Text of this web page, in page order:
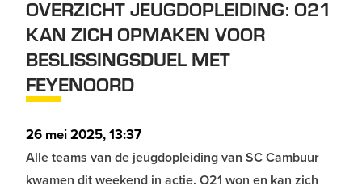
OVERZICHT JEUGDOPLEIDING: O21
KAN ZICH OPMAKEN VOOR
BESLISSINGSDUEL MET
FEYENOORD
26 mei 2025, 13:37
Alle teams van de jeugdopleiding van SC Cambuur
kwamen dit weekend in actie. O21 won en kan zich